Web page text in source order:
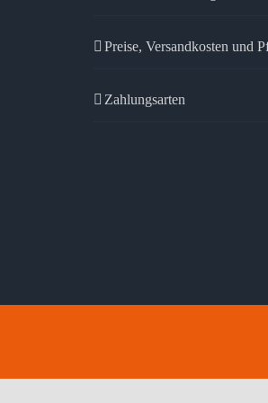
Preise, Versandkosten und
Zahlungsarten